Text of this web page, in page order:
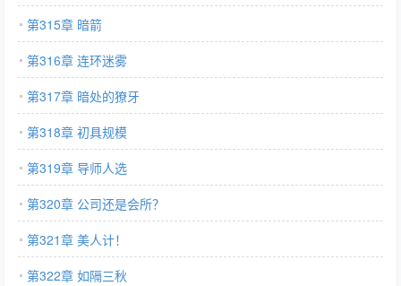
第315章 暗箭
第316章 连环迷雾
第317章 暗处的獠牙
第318章 初具规模
第319章 导师人选
第320章 公司还是会所？
第321章 美人计！
第322章 如隔三秋